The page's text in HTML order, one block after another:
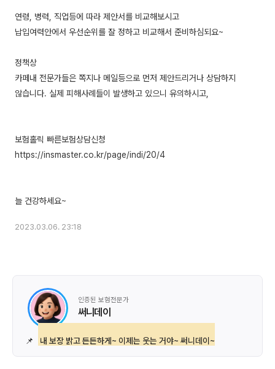
연령, 병력, 직업등에 따라 제안서를 비교해보시고
납입여력안에서 우선순위를 잘 정하고 비교해서 준비하심되요~
정책상
카페내 전문가들은 쪽지나 메일등으로 먼저 제안드리거나 상담하지
않습니다. 실제 피해사례들이 발생하고 있으니 유의하시고,
보험홀릭 빠른보험상담신청
https://insmaster.co.kr/page/indi/20/4
2023.03.06. 23:18
인증된 보험전문가
써니데이
📌 내 보장 밝고 든든하게~ 이제는 웃는 거야~ 써니데이~